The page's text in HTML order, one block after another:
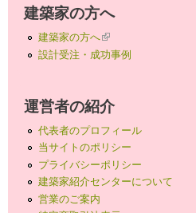
建築家の方へ
建築家の方へ(link is external)
設計受注・成功事例
運営者の紹介
代表者のプロフィール
当サイトのポリシー
プライバシーポリシー
建築家紹介センターについて
営業のご案内